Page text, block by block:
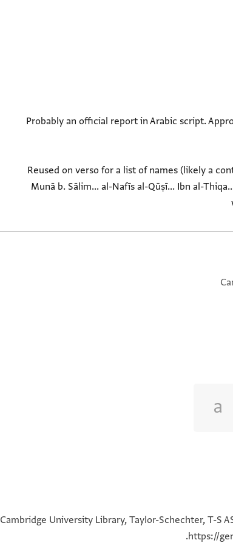
Probably an official report in Arabic script.
Reused on verso for a list of names (likely a
Munā b. Sālim... al-Nafīs al-Qūṣī... Ibn al-
Cambridge University Library, Taylor-Schechter, T-S
https://